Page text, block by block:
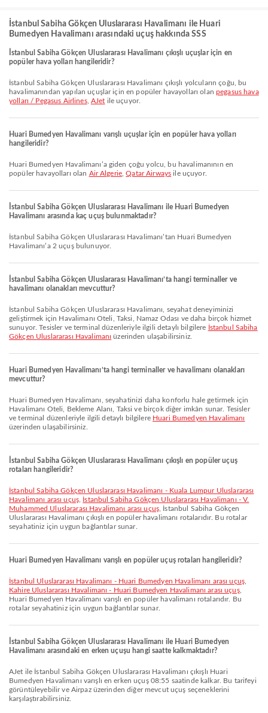
İstanbul Sabiha Gökçen Uluslararası Havalimanı ile Huari
Bumedyen Havalimanı arasındaki uçuş hakkında SSS
İstanbul Sabiha Gökçen Uluslararası Havalimanı çıkışlı uçuşlar için en
popüler hava yolları hangileridir?
İstanbul Sabiha Gökçen Uluslararası Havalimanı çıkışlı yolcuların çoğu, bu
havalimanından yapılan uçuşlar için en popüler havayolları olan pegasus hava
yolları / Pegasus Airlines, AJet ile uçuyor.
Huari Bumedyen Havalimanı varışlı uçuşlar için en popüler hava yolları
hangileridir?
Huari Bumedyen Havalimanı’a giden çoğu yolcu, bu havalimanının en
popüler havayolları olan Air Algerie ,Qatar Airways ile uçuyor.
İstanbul Sabiha Gökçen Uluslararası Havalimanı ile Huari Bumedyen
Havalimanı arasında kaç uçuş bulunmaktadır?
İstanbul Sabiha Gökçen Uluslararası Havalimanı’tan Huari Bumedyen
Havalimanı’a 2 uçuş bulunuyor.
İstanbul Sabiha Gökçen Uluslararası Havalimanı’ta hangi terminaller ve
havalimanı olanakları mevcuttur?
İstanbul Sabiha Gökçen Uluslararası Havalimanı, seyahat deneyiminizi
geliştirmek için Havalimanı Oteli, Taksi, Namaz Odası ve daha birçok hizmet
sunuyor. Tesisler ve terminal düzenleriyle ilgili detaylı bilgilere İstanbul Sabiha
Gökçen Uluslararası Havalimanı üzerinden ulaşabilirsiniz.
Huari Bumedyen Havalimanı’ta hangi terminaller ve havalimanı olanakları
mevcuttur?
Huari Bumedyen Havalimanı, seyahatinizi daha konforlu hale getirmek için
Havalimanı Oteli, Bekleme Alanı, Taksi ve birçok diğer imkân sunar. Tesisler
ve terminal düzenleriyle ilgili detaylı bilgilere Huari Bumedyen Havalimanı
üzerinden ulaşabilirsiniz.
İstanbul Sabiha Gökçen Uluslararası Havalimanı çıkışlı en popüler uçuş
rotaları hangileridir?
İstanbul Sabiha Gökçen Uluslararası Havalimanı - Kuala Lumpur Uluslararası
Havalimanı arası uçuş, İstanbul Sabiha Gökçen Uluslararası Havalimanı - V.
Muhammed Uluslararası Havalimanı arası uçuş , İstanbul Sabiha Gökçen
Uluslararası Havalimanı çıkışlı en popüler havalimanı rotalarıdır. Bu rotalar
seyahatiniz için uygun bağlantılar sunar.
Huari Bumedyen Havalimanı varışlı en popüler uçuş rotaları hangileridir?
İstanbul Uluslararası Havalimanı - Huari Bumedyen Havalimanı arası uçuş,
Kahire Uluslararası Havalimanı - Huari Bumedyen Havalimanı arası uçuş,
Huari Bumedyen Havalimanı varışlı en popüler havalimanı rotalarıdır. Bu
rotalar seyahatiniz için uygun bağlantılar sunar.
İstanbul Sabiha Gökçen Uluslararası Havalimanı ile Huari Bumedyen
Havalimanı arasındaki en erken uçuşu hangi saatte kalkmaktadır?
AJet ile İstanbul Sabiha Gökçen Uluslararası Havalimanı çıkışlı Huari
Bumedyen Havalimanı varışlı en erken uçuş 08:55 saatinde kalkar. Bu tarifeyi
görüntüleyebilir ve Airpaz üzerinden diğer mevcut uçuş seçeneklerini
karşılaştırabilirsiniz.